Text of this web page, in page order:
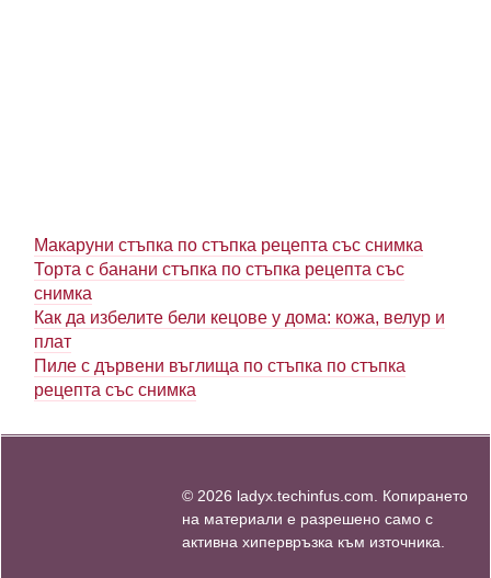
Макаруни стъпка по стъпка рецепта със снимка
Торта с банани стъпка по стъпка рецепта със
снимка
Как да избелите бели кецове у дома: кожа, велур и
плат
Пиле с дървени въглища по стъпка по стъпка
рецепта със снимка
© 2026 ladyx.techinfus.com. Копирането
на материали е разрешено само с
активна хипервръзка към източника.